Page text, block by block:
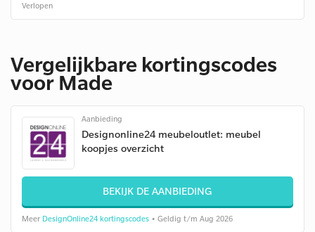
Verlopen
Vergelijkbare kortingscodes
voor Made
Aanbieding
Designonline24 meubeloutlet: meubel
koopjes overzicht
BEKIJK DE AANBIEDING
Meer DesignOnline24 kortingscodes • Geldig t/m Aug 2026